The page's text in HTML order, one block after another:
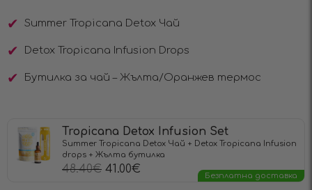
Summer Tropicana Detox Чай
Detox Tropicana Infusiоn Drops
Бутилка за чай – Жълта/Оранжев термос
Tropicana Detox Infusion Set
Summer Tropicana Detox Чай + Detox Tropicana Infusion
drops + Жълта бутилка
48.40€ 41.00€
Безплатна доставка